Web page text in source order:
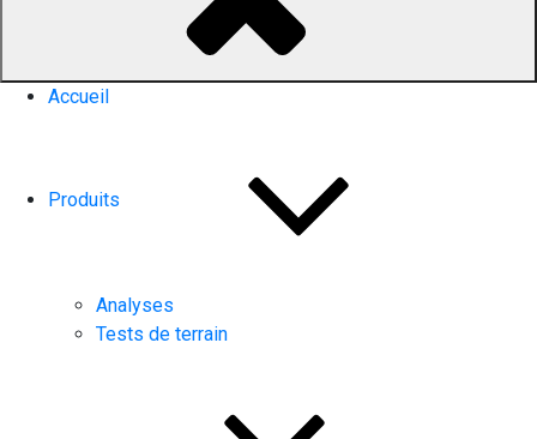
Accueil
Produits
Analyses
Tests de terrain